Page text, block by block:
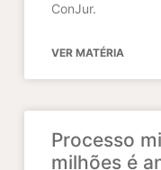
ConJur.
VER MATÉRIA
Processo
milhões é